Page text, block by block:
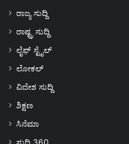
ರಾಜ್ಯ ಸುದ್ದಿ
ರಾಷ್ಟ್ರ ಸುದ್ದಿ
ಲೈಫ್ ಸ್ಟೈಲ್
ಲೋಕಲ್
ವಿದೇಶ ಸುದ್ದಿ
ಶಿಕ್ಷಣ
ಸಿನೆಮಾ
ಸುದ್ದಿ 360